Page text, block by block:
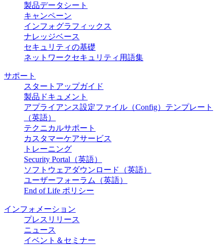
製品データシート
キャンペーン
インフォグラフィックス
ナレッジベース
セキュリティの基礎
ネットワークセキュリティ用語集
サポート
スタートアップガイド
製品ドキュメント
アプライアンス設定ファイル（Config）テンプレート
（英語）
テクニカルサポート
カスタマーケアサービス
トレーニング
Security Portal（英語）
ソフトウェアダウンロード（英語）
ユーザーフォーラム（英語）
End of Life ポリシー
インフォメーション
プレスリリース
ニュース
イベント＆セミナー